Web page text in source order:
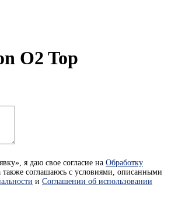
O2 Top
я даю свое согласие на Обработку
также соглашаюсь с условиями, описанными
и Соглашении об использовании